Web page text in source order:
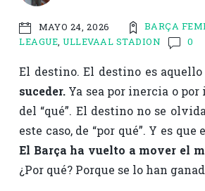
MAYO 24, 2026 BARÇA
LEAGUE,ULLEVAAL STADION 0
El destino. El destino es
suceder. Ya sea por inercia o
del “qué”. El destino no se
este caso, de “por qué”. Y es
El Barça ha vuelto a mover el
¿Por qué? Porque se lo han